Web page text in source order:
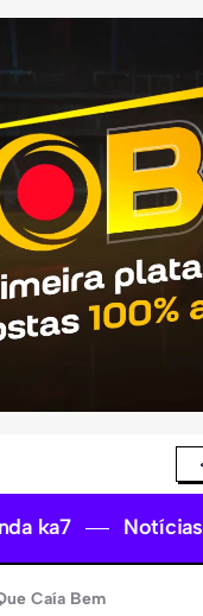
ka7 Notícias
Caía Bem